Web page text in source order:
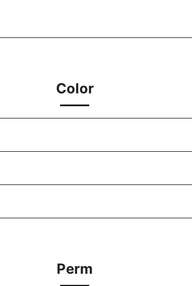
Color
Perm